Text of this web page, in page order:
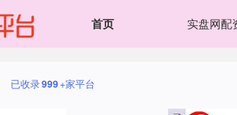
首页 实盘网配
已收录999+家平台